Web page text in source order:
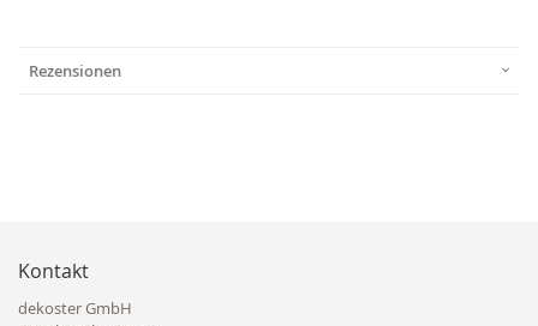
Rezensionen
Kontakt
dekoster GmbH